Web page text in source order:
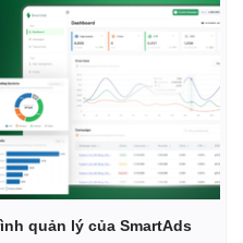
Công nghệ
Sành điệu
Tin Công nghệ
Trải nghiệm
Chuyển đổi số
quản lý của SmartAds